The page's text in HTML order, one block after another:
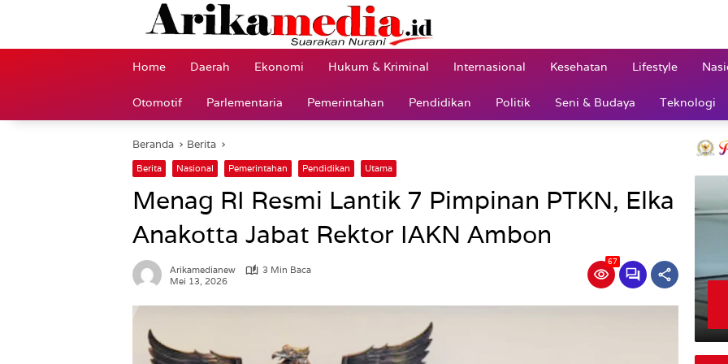
Home Daerah Ekonomi Hukum & Kriminal Internasional Kesehatan Lifestyle
Otomotif Parlementaria Pemerintahan Pendidikan Politik Seni & Budaya Teknologi
Beranda Berita
Berita Nasional Pemerintahan Pendidikan Utama
Menag RI Resmi Lantik 7 Pimpinan PTKN, Elka
Anakotta Jabat Rektor IAKN Ambon
Arikamedianew
3 Min Baca
Mei 13, 2026
67